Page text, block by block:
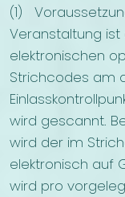
(1)
Veranstaltung ist
elektronischen
Strichcodes am
wird gescannt.
wird der im
elektronisch auf
wird pro